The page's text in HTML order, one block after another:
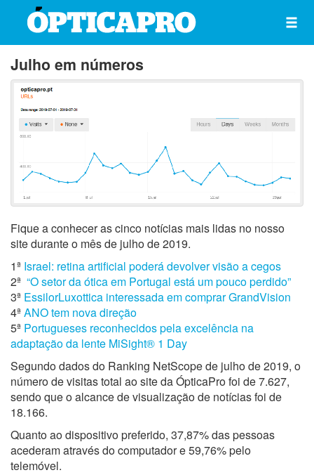
Julho em números
Fique a conhecer as cinco notícias mais lidas no nosso
site durante o mês de julho de 2019.
1ª Israel: retina artificial poderá devolver visão a cegos
2ª “O setor da ótica em Portugal está um pouco perdido”
3ª EssilorLuxottica interessada em comprar GrandVision
4ªANO tem nova direção
5ª Portugueses reconhecidos pela excelência na
adaptação da lente MiSight® 1 Day
Segundo dados do Ranking NetScope de julho de 2019, o
número de visitas total ao site da ÓpticaPro foi de 7.627,
sendo que o alcance de visualização de notícias foi de
18.166.
Quanto ao dispositivo preferido, 37,87% das pessoas
acederam através do computador e 59,76% pelo
telemóvel.